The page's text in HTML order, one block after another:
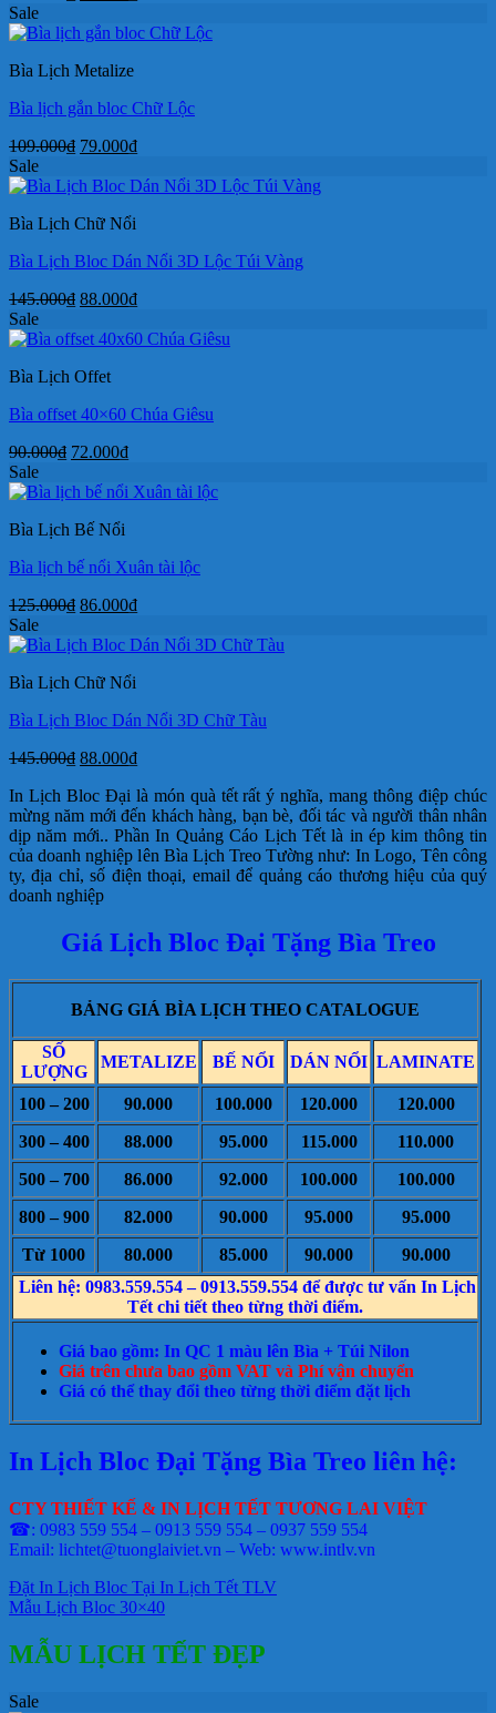
là:
tại
Sale
Bìa Lịch Metalize
Bìa lịch gắn bloc Chữ Lộc
109.000₫ Giá
là:
79.000₫Giá
tại
Sale
Bìa Lịch Chữ Nổi
Bìa Lịch Bloc Dán Nổi 3D Lộc Túi Vàng
145.000₫ Giá
là:
88.000₫Giá
tại
Sale
Bìa Lịch Offet
Bìa offset 40×60 Chúa Giêsu
90.000₫ Giá
là:
72.000₫Giá
tại
Sale
Bìa Lịch Bế Nổi
Bìa lịch bế nổi Xuân tài lộc
125.000₫ Giá
là:
86.000₫Giá
tại
Sale
Bìa Lịch Chữ Nổi
Bìa Lịch Bloc Dán Nổi 3D Chữ Tàu
145.000₫ Giá
là:
145.000₫.
88.000₫Giá
tại
là:
88.000₫.
In Lịch Bloc Đại là món quà tết rất ý nghĩa, mang thông điệp chúc
mừng năm mới đến khách hàng, bạn bè, đối tác và người thân nhân
dịp năm mới.. Phần In Quảng Cáo Lịch Tết là in ép kim thông tin
của doanh nghiệp lên Bìa Lịch Treo Tường như: In Logo, Tên công
ty, địa chỉ, số điện thoại, email để quảng cáo thương hiệu của quý
doanh nghiệp
Giá Lịch Bloc Đại Tặng Bìa Treo
BẢNG GIÁ BÌA LỊCH THEO CATALOGUE
SỐ
LƯỢNG
METALIZE BẾ NỔI DÁN NỔI LAMINATE
100 – 200 90.000 100.000 120.000
120.000
300 – 400
88.000 95.000 115.000
110.000
500 – 700
86.000 92.000 100.000
100.000
800 – 900
82.000 90.000 95.000
95.000
Từ 1000
80.000 85.000 90.000
90.000
Liên hệ: 0983.559.554 – 0913.559.554 để được tư vấn In Lịch
Tết chi tiết theo từng thời điểm.
Giá bao gồm: In QC 1 màu lên Bìa + Túi Nilon
Giá trên chưa bao gồm VAT và Phí vận chuyển
Giá có thể thay đổi theo từng thời điểm đặt lịch
In Lịch Bloc Đại Tặng Bìa Treo liên hệ:
CTY THIẾT KẾ & IN LỊCH TẾT TƯƠNG LAI VIỆT
☎: 0983 559 554 – 0913 559 554 – 0937 559 554
Email: lichtet@tuonglaiviet.vn – Web: www.intlv.vn
Đặt In Lịch Bloc Tại In Lịch Tết TLV
Mẫu Lịch Bloc 30×40
MẪU LỊCH TẾT ĐẸP
Sale